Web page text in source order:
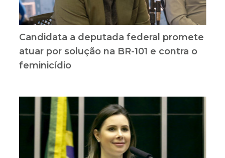
Candidata a deputada federal promete
atuar por solução na BR-101 e contra o
feminicídio